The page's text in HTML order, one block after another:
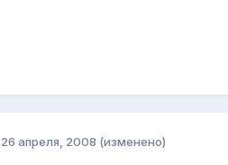
26 апреля, 2008 (изменено)